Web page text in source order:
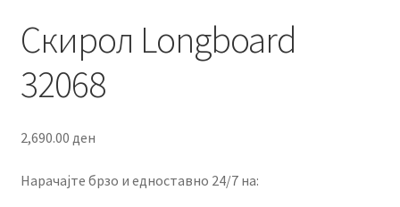
Скирол Longboard
32068
2,690.00 ден
Нарачајте брзо и едноставно 24/7 на: